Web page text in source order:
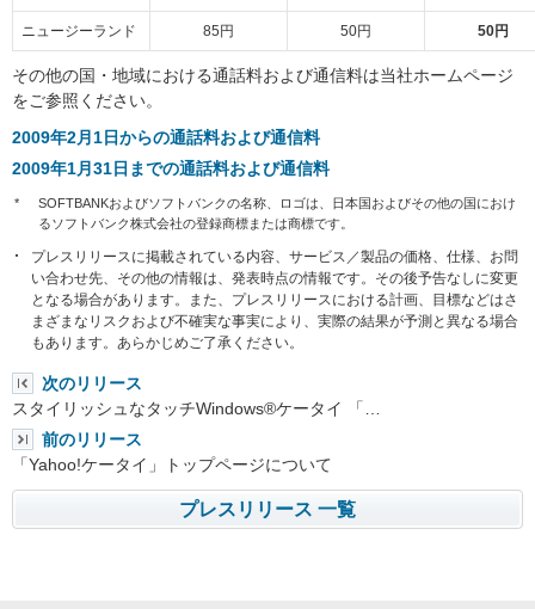
ニュージーランド 85円 50円 50円
その他の国・地域における通話料および通信料は当社ホームページ
をご参照ください。
2009年2月1日からの通話料および通信料
2009年1月31日までの通話料および通信料
*
SOFTBANKおよびソフトバンクの名称、ロゴは、日本国およびその他の国におけ
るソフトバンク株式会社の登録商標または商標です。
プレスリリースに掲載されている内容、サービス／製品の価格、仕様、お問
い合わせ先、その他の情報は、発表時点の情報です。その後予告なしに変更
となる場合があります。また、プレスリリースにおける計画、目標などはさ
まざまなリスクおよび不確実な事実により、実際の結果が予測と異なる場合
もあります。あらかじめご了承ください。
次のリリース
スタイリッシュなタッチWindows®ケータイ 「…
前のリリース
「Yahoo!ケータイ」トップページについて
プレスリリース 一覧